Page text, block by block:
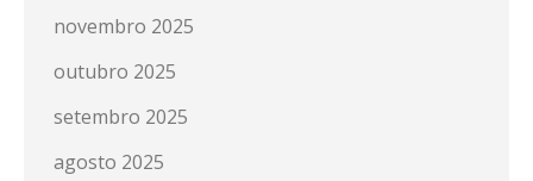
novembro 2025
outubro 2025
setembro 2025
agosto 2025